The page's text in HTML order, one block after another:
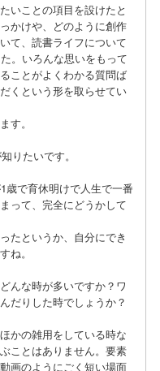
いことの項目を設けたと
かけや、どのように創作
て、読書ライフについて
。いろんな思いをもって
ことがよくわかる質問ば
くという形を取らせてい
す。
りたいです。
歳で育休明けで人生で一番
って、完全にどうかして
たというか、自分にでき
ね。
んな時が多いですか？ワ
だりした時でしょうか？
かの雑用をしている時な
ことはありません。要素
画のようにごく短い場面